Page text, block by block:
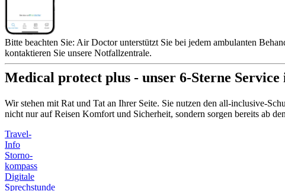
Bitte beachten Sie: Air Doctor unterstützt Sie bei jedem ambulanten
kontaktieren Sie unsere Notfallzentrale.
Medical protect plus - unser 6-Sterne
Wir stehen mit Rat und Tat an Ihrer Seite. Sie nutzen den all-inclusive-
nicht nur auf Reisen Komfort und Sicherheit, sondern sorgen bereits ab
Travel-
Info
Storno-
kompass
Digitale
Sprechstunde